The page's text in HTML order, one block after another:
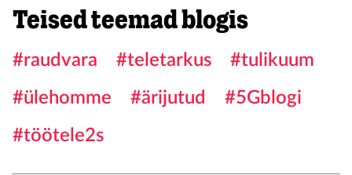
Teised teemad blogis
#raudvara #teletarkus
#tulikuum
#ülehomme
#ärijutud
#5Gblogi
#töötele2s